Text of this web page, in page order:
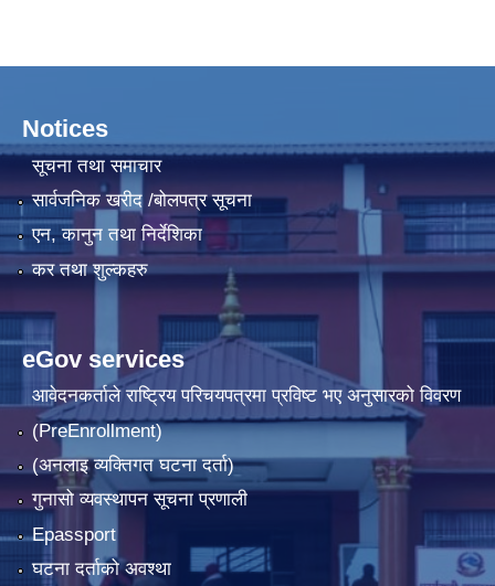
Notices
सूचना तथा समाचार
सार्वजनिक खरीद /बोलपत्र सूचना
एन, कानुन तथा निर्देशिका
कर तथा शुल्कहरु
eGov services
आवेदनकर्ताले राष्‍ट्रिय परिचयपत्रमा प्रविष्ट भए अनुसारको विवरण
(PreEnrollment)
(अनलाइ व्यक्तिगत घटना दर्ता)
गुनासो व्यवस्थापन सूचना प्रणाली
Epassport
घटना दर्ताको अवश्था